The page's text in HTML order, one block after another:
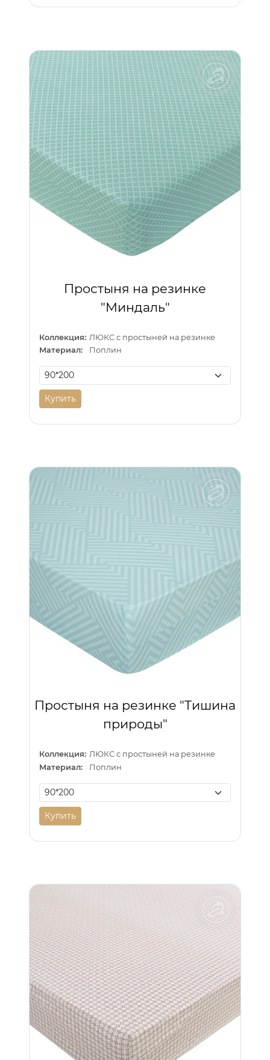
Простыня на резинке
"Миндаль"
Коллекция: ЛЮКС с простыней на резинке
Материал:
Поплин
Купить
Простыня на резинке "Тишина
природы"
Коллекция: ЛЮКС с простыней на резинке
Материал:
Поплин
Купить